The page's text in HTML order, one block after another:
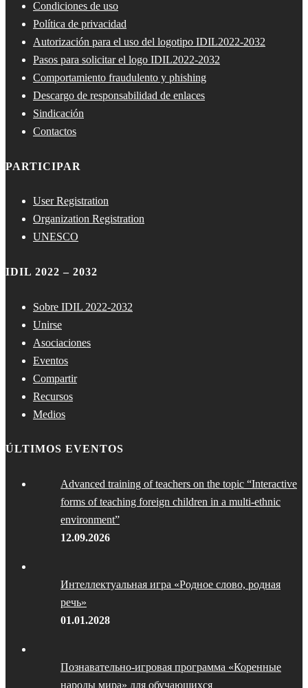
Condiciones de uso
Política de privacidad
Autorización para el uso del logotipo IDIL2022-2032
Pasos para solicitar el logo IDIL2022-2032
Comportamiento fraudulento y phishing
Descargo de responsabilidad de enlaces
Sindicación
Contactos
PARTICIPAR
User Registration
Organization Registration
UNESCO
IDIL 2022 – 2032
Sobre IDIL 2022-2032
Unirse
Asociaciones
Eventos
Compartir
Recursos
Medios
ÚLTIMOS EVENTOS
Advanced training of teachers on the topic “Interactive
forms of teaching foreign children in a multi-ethnic
environment”
12.09.2026
Интеллектуальная игра «Родное слово, родная
речь»
01.01.2028
Познавательно-игровая программа «Коренные
народы мира» для обучающихся